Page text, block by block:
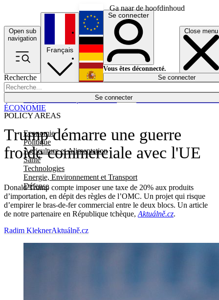
Ga naar de hoofdinhoud
Open sub
navigation
Close menu
Recherche
Se connecter
POLICY AREAS
Economie
Politique
Agriculture et Alimentation
Santé
Technologies
Energie, Environnement et Transport
Défense
Économie
Français
English
Deutsch
Español
Se connecter
Vous êtes déconnecté.
Se connecter
Trump démarre une guerre
froide commerciale avec l'UE
Donald Trump compte imposer une taxe de 20% aux produits
d’importation, en dépit des règles de l’OMC. Un projet qui risque
d’empirer le bras-de-fer commercial entre le deux blocs. Un article
de notre partenaire en République tchèque, Aktuálně.cz.
ÉCONOMIE
Radim KleknerAktuálně.cz